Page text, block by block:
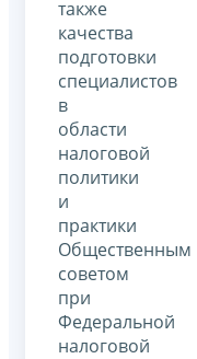
также
качества
подготовки
специалистов
в
области
налоговой
политики
и
практики
Общественным
советом
при
Федеральной
налоговой